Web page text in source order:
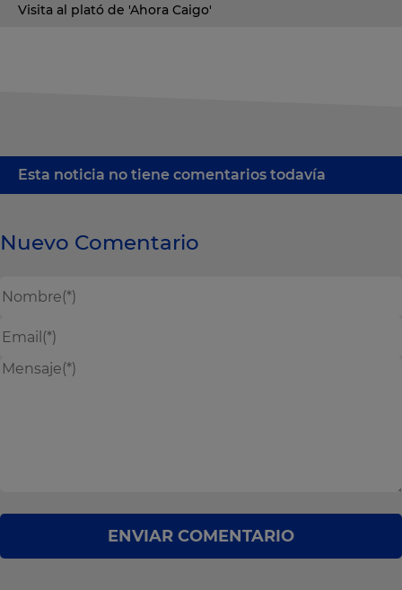
Visita al plató de 'Ahora Caigo'
Esta noticia no tiene comentarios todavía
Nuevo Comentario
ENVIAR COMENTARIO